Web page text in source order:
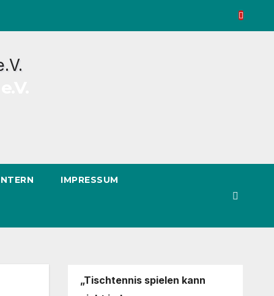
IMPRESSUM
„Tischtennis spielen kann